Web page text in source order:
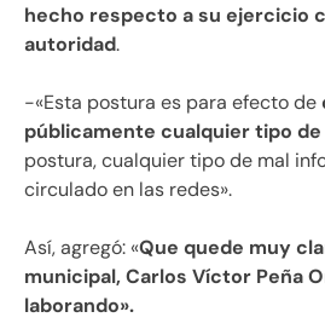
hecho respecto a su ejercicio
autoridad.
-«Esta postura es para efecto de
públicamente cualquier tipo
postura, cualquier tipo de mal
circulado en las redes».
Así, agregó: «Que quede muy
municipal, Carlos Víctor Peña
laborando».